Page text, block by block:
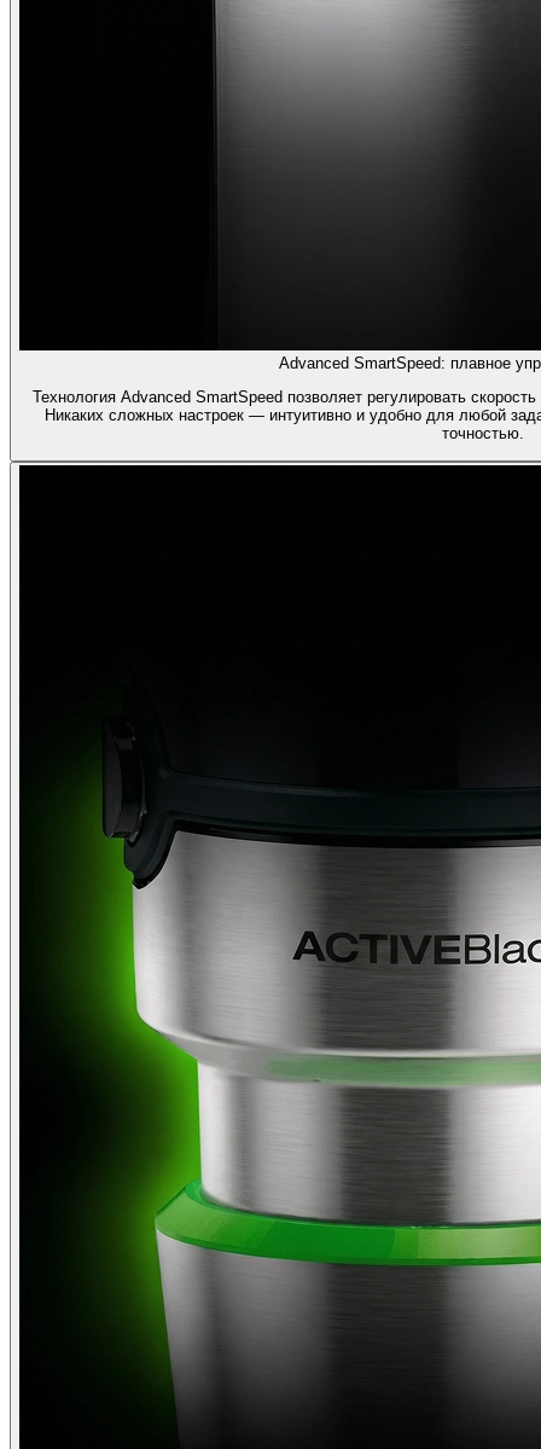
Advanced SmartSpeed: плавное
Технология Advanced SmartSpeed позволяет регулировать
Никаких сложных настроек — интуитивно и удобно для любой
точностью.